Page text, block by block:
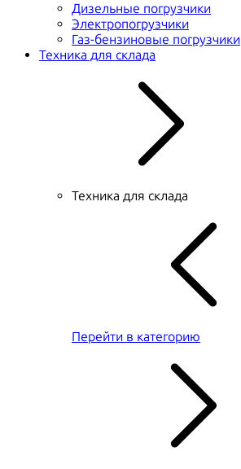
Дизельные погрузчики
Электропогрузчики
Газ-бензиновые погрузчики
Техника для склада
Техника для склада
Перейти в категорию